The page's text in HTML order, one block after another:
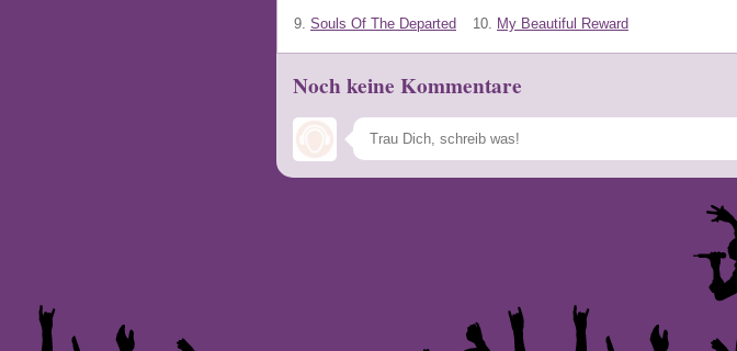
9. Souls Of The Departed 10. My Beautiful Reward
Noch keine Kommentare